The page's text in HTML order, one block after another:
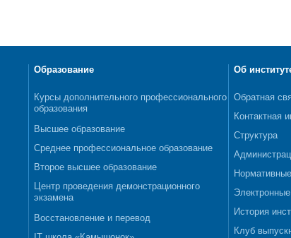
Образование
Курсы дополнительного профессионального
образования
Высшее образование
Среднее профессиональное образование
Второе высшее образование
Центр проведения демонстрационного
экзамена
Восстановление и перевод
Об
Обратная
Контактная
Структура
История
Клуб